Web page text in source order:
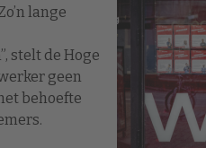
lange
stelt de Hoge
geen
behoefte